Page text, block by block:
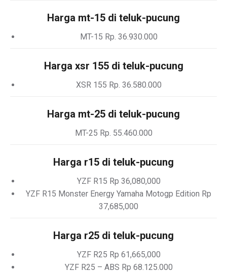
Harga mt-15 di teluk-pucung
MT-15 Rp. 36.930.000
Harga xsr 155 di teluk-pucung
XSR 155 Rp. 36.580.000
Harga mt-25 di teluk-pucung
MT-25 Rp. 55.460.000
Harga r15 di teluk-pucung
YZF R15 Rp 36,080,000
YZF R15 Monster Energy Yamaha Motogp Edition Rp
37,685,000
Harga r25 di teluk-pucung
YZF R25 Rp 61,665,000
YZF R25 – ABS Rp 68.125.000